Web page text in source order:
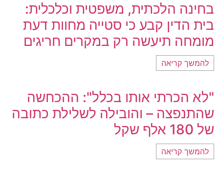
בחינה הלכתית, משפטית וכלכלית:
בית הדין קבע כי סטייה מחוות דעת
מומחה תיעשה רק במקרים חריגים
להמשך קריאה
"לא הכרתי אותו בכלל": ההכחשה
שהתנפצה – והובילה לשלילת כתובה
של 180 אלף שקל
להמשך קריאה